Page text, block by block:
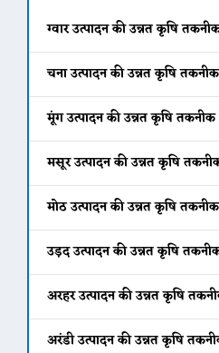
ग्वार उत्पादन की उन्नत कृषि
चना उत्पादन की उन्नत कृषि तकनीक
मूंग उत्पादन की उन्नत कृषि तकनीक
मसूर उत्पादन की उन्नत कृषि
मोठ उत्पादन की उन्नत कृषि तकनीक
उड़द उत्पादन की उन्नत कृषि
अरहर उत्पादन की उन्नत कृषि
अरंडी उत्पादन की उन्नत कृषि